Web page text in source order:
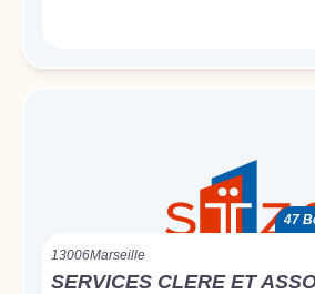
47
13006Marseille
SERVICES CLERE ET